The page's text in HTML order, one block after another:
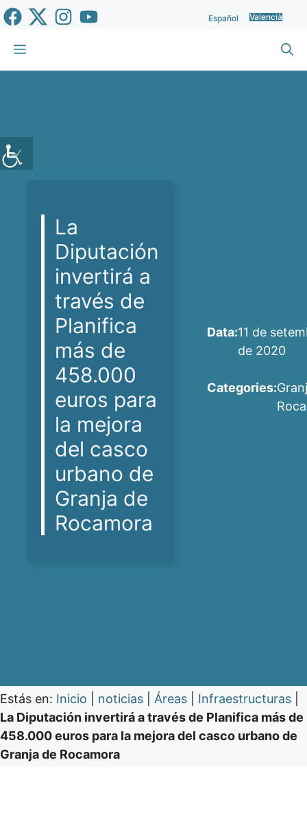
Vés
al
contingut
Español Valencià
Menu
La
Diputación
invertirá a
través de
Planifica
más de
458.000
euros para
la mejora
del casco
urbano de
Granja de
Rocamora
Data:11 de
de 2020
Categories:
Estás en: Inicio noticias Áreas Infraestructuras
La Diputación invertirá a través de Planifica más de
458.000 euros para la mejora del casco urbano de
Granja de Rocamora